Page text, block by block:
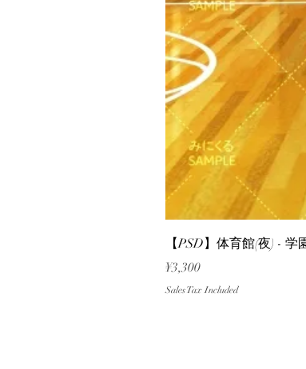
【PSD】体育館(夜) - 学
Price
¥3,300
Sales Tax Included